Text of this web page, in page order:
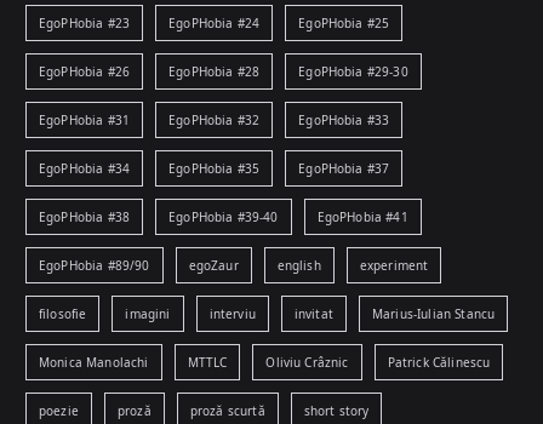
EgoPHobia #23 EgoPHobia #24 EgoPHobia #25
EgoPHobia #26 EgoPHobia #28 EgoPHobia #29-30
EgoPHobia #31 EgoPHobia #32 EgoPHobia #33
EgoPHobia #34 EgoPHobia #35 EgoPHobia #37
EgoPHobia #38 EgoPHobia #39-40 EgoPHobia #41
EgoPHobia #89/90 egoZaur english experiment
filosofie imagini interviu invitat Marius-Iulian Stancu
Monica Manolachi MTTLC Oliviu Crâznic Patrick Călinescu
poezie proză proză scurtă short story